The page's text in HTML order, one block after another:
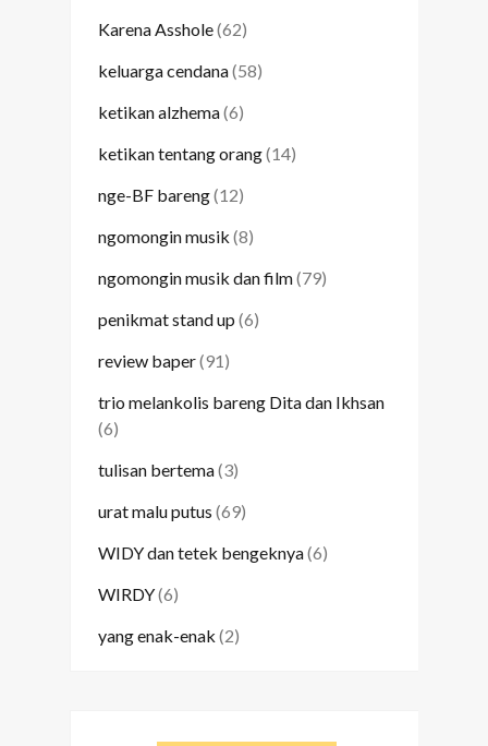
Karena Asshole(62)
keluarga cendana(58)
ketikan alzhema(6)
ketikan tentang orang(14)
nge-BF bareng(12)
ngomongin musik (8)
ngomongin musik dan film(79)
penikmat stand up (6)
review baper(91)
trio melankolis bareng Dita dan Ikhsan
(6)
tulisan bertema(3)
urat malu putus (69)
WIDY dan tetek bengeknya(6)
WIRDY(6)
yang enak-enak (2)